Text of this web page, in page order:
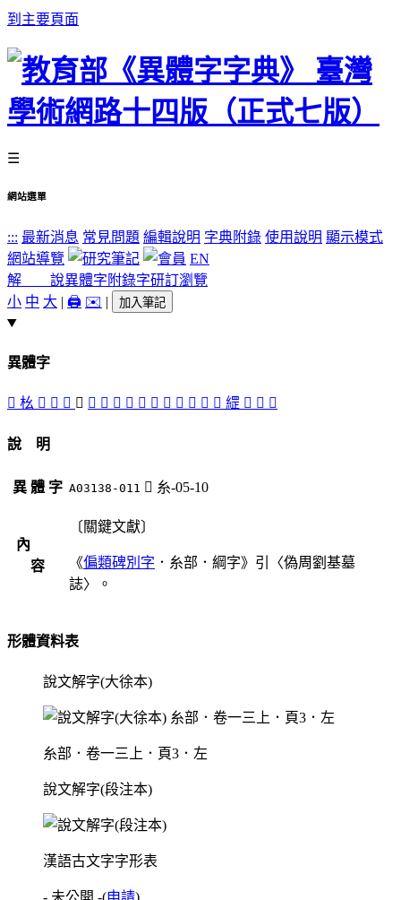
到主要頁面
☰
網站選單
::: 最新消息 常見問題 編輯說明 字典附錄 使用說明 顯示模式
網站導覽
EN
解 說異體字 附錄字研訂瀏覽
小 中 大 | 🖨️ ✉️ | 加入筆記
異體字
󴛪 㭃 󴛩 𣓡 󴛦 󴛠 󴛤 󴛟 󴛧 󴛡 󴛢 󴛣 󴛥 󴛜 󴛞 𦂴 󴛨 䌉 󴛚 󴛛 󴛝
說 明
異 體 字 A03138-011 󴛠 糸-05-10
內
容
〔關鍵文獻〕
《偏類碑別字 ．糸部．綱字》引〈偽周劉基墓
誌〉。
形體資料表
說文解字(大徐本)
糸部．卷一三上．頁3．左
說文解字(段注本)
漢語古文字字形表